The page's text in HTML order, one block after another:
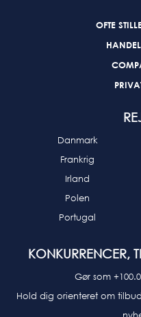
OFTE
Danmark
Frankrig
Irland
Polen
Portugal
KONKURRENCER,
Gør som
Hold dig orienteret om